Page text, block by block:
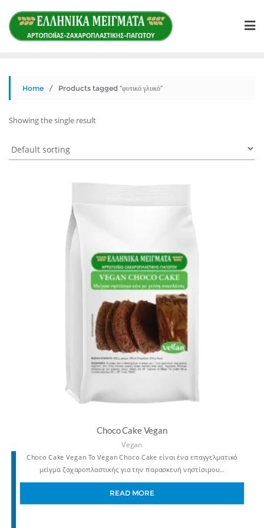
content
Home / Products tagged “φυτικό γλυκό”
Showing the single result
Choco Cake Vegan
Vegan
Choco Cake Vegan Το Vegan Choco Cake είναι ένα επαγγελματικό
μείγμα ζαχαροπλαστικής για την παρασκευή νηστίσιμου…
READ MORE